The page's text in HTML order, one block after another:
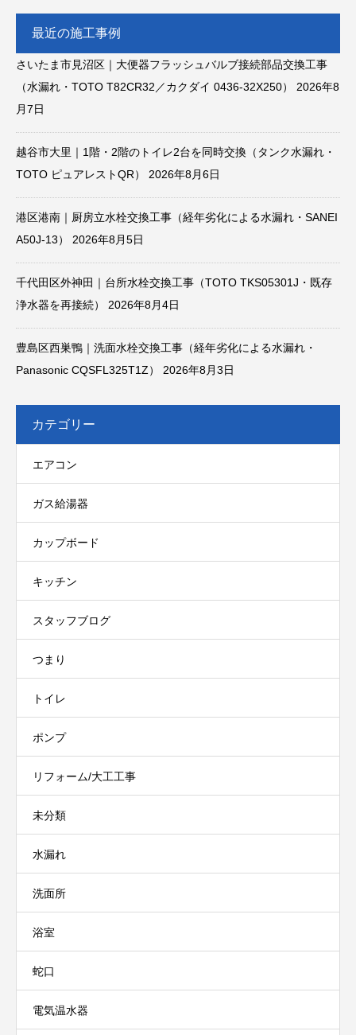
最近の施工事例
さいたま市見沼区｜大便器フラッシュバルブ接続部品交換工事
（水漏れ・TOTO T82CR32／カクダイ 0436-32X250）
2026年8
月7日
越谷市大里｜1階・2階のトイレ2台を同時交換（タンク水漏れ・
TOTO ピュアレストQR）
2026年8月6日
港区港南｜厨房立水栓交換工事（経年劣化による水漏れ・SANEI
A50J-13）
2026年8月5日
千代田区外神田｜台所水栓交換工事（TOTO TKS05301J・既存
浄水器を再接続）
2026年8月4日
豊島区西巣鴨｜洗面水栓交換工事（経年劣化による水漏れ・
Panasonic CQSFL325T1Z）
2026年8月3日
カテゴリー
エアコン
ガス給湯器
カップボード
キッチン
スタッフブログ
つまり
トイレ
ポンプ
リフォーム/大工工事
未分類
水漏れ
洗面所
浴室
蛇口
電気温水器